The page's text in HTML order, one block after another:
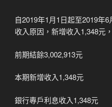
自2019年1月1日起至2019年
收入原因，新增收入1,348元
前期結餘3,002,913元
本期新增收入1,348元
銀行專戶利息收入1,348元